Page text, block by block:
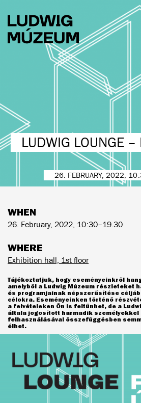
main
content
HOURS & ADMISSION
LUDWIG LOUNGE –
26. FEBRUARY, 2022,
WHEN
26. February, 2022, 10:30–19.30
WHERE
Exhibition hall, 1st floor
Tájékoztatjuk, hogy eseményeinkről
amelyből a Ludwig Múzeum részleteket
és programjainak népszerűsítése
célokra. Eseményeinken történő
a felvételeken Ön is feltűnhet, de a
általa jogosított harmadik személyekkel
felhasználásával összefüggésben
élhet.